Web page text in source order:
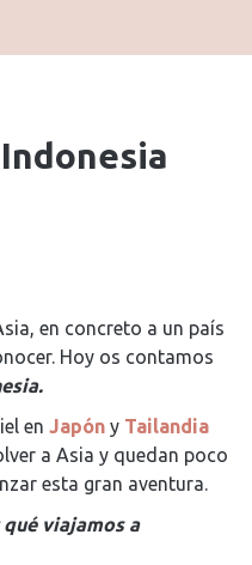
en concreto a un país
Hoy os contamos
en Japón y Tailandia
a Asia y quedan poco
esta gran aventura.
qué viajamos a